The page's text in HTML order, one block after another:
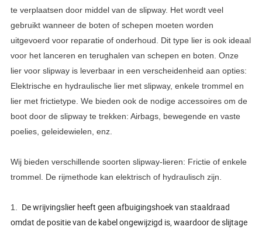
te verplaatsen door middel van de slipway. Het wordt veel
gebruikt wanneer de boten of schepen moeten worden
uitgevoerd voor reparatie of onderhoud. Dit type lier is ook ideaal
voor het lanceren en terughalen van schepen en boten. Onze
lier voor slipway is leverbaar in een verscheidenheid aan opties:
Elektrische en hydraulische lier met slipway, enkele trommel en
lier met frictietype. We bieden ook de nodige accessoires om de
boot door de slipway te trekken: Airbags, bewegende en vaste
poelies, geleidewielen, enz.
Wij bieden verschillende soorten slipway-lieren: Frictie of enkele
trommel. De rijmethode kan elektrisch of hydraulisch zijn.
1.
De wrijvingslier heeft geen afbuigingshoek van staaldraad
omdat de positie van de kabel ongewijzigd is, waardoor de slijtage